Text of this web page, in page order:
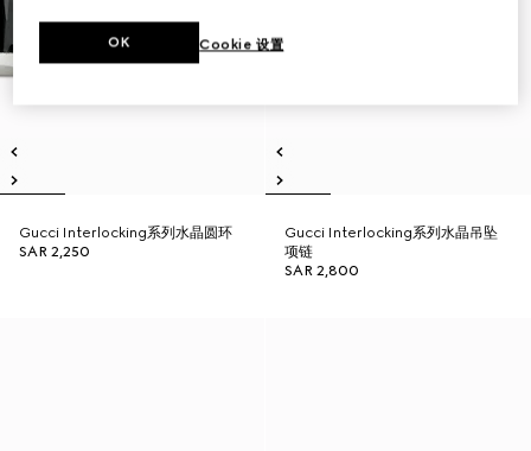
Gucci Interlocking系列水晶圆环
SAR 2,250
Gucci Interlocking系列水晶吊坠
项链
SAR 2,800
Cookie 设置
OK